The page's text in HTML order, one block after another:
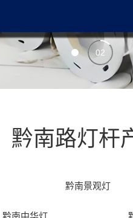
02
黔南路灯杆
黔南景观灯
黔南中华灯